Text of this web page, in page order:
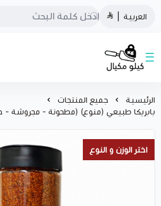
العربية
كيلو مكيال
الرئيسية
جميع المنتجات
بابريكا طبيعي (منوع) (مطحونة - مجروشة -
اختر الوزن و النوع